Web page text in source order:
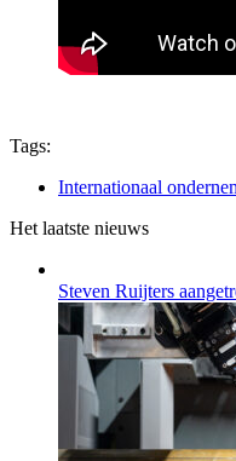
Tags:
Internationaal
Het laatste nieuws
Steven Ruijters